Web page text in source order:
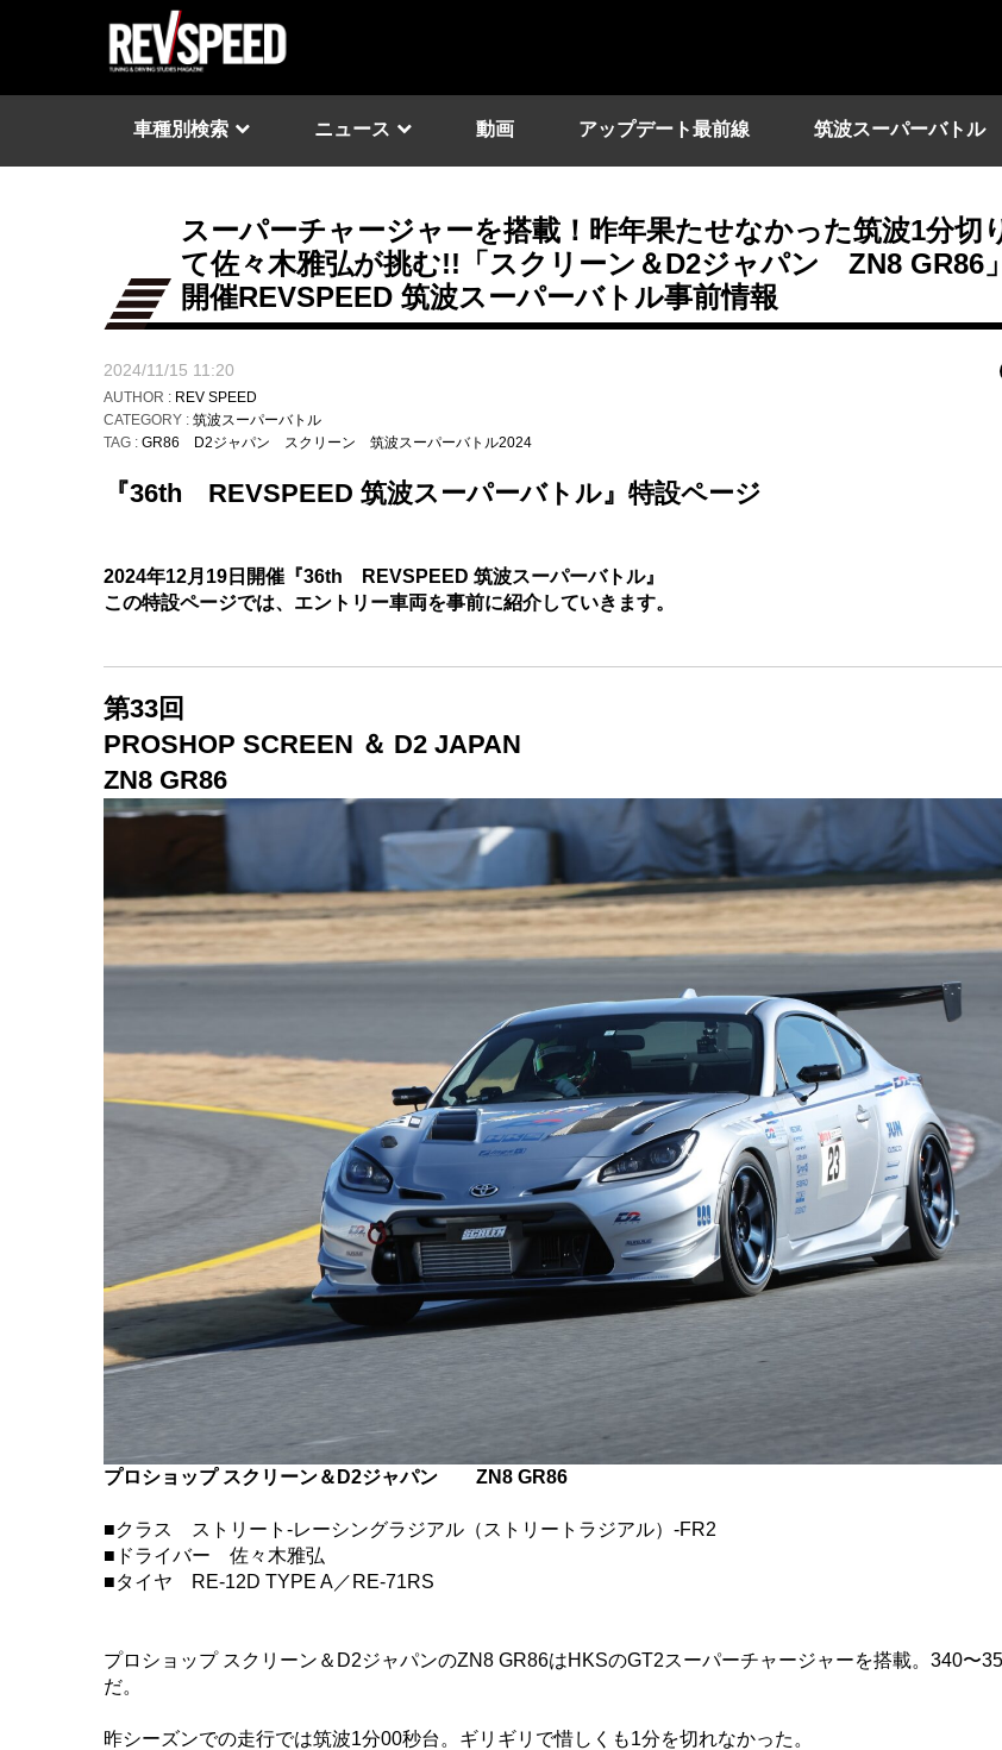
車種別検索 ニュース 動画 アップデート最前線 筑波スーパーバトル
スーパーチャージャーを搭載！昨年果たせなかった筑波1分切
て佐々木雅弘が挑む!!「スクリーン＆D2ジャパン ZN8 GR86
開催REVSPEED 筑波スーパーバトル事前情報
2024/11/15 11:20
AUTHOR : REV SPEED
CATEGORY : 筑波スーパーバトル
TAG : GR86 D2ジャパン スクリーン 筑波スーパーバトル2024
『36th REVSPEED 筑波スーパーバトル』特設ページ
2024年12月19日開催 『36th REVSPEED 筑波スーパーバトル』
この特設ページでは、エントリー車両を事前に紹介していきます。
第33回
PROSHOP SCREEN ＆ D2 JAPAN
ZN8 GR86
プロショップ スクリーン＆D2ジャパン ZN8 GR86
■クラス ストリート-レーシングラジアル（ストリートラジアル）-FR2
■ドライバー 佐々木雅弘
■タイヤ RE-12D TYPE A／RE-71RS
プロショップ スクリーン＆D2ジャパンのZN8 GR86はHKSのGT2スーパーチャージャーを搭載。340〜
だ。
昨シーズンでの走行では筑波1分00秒台。ギリギリで惜しくも1分を切れなかった。